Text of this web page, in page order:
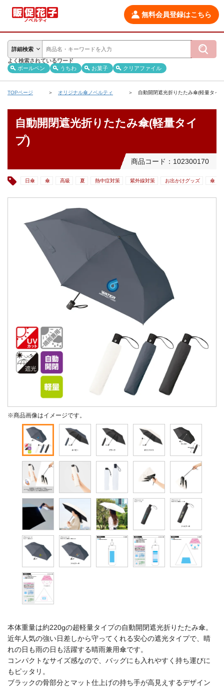
無料会員登録はこちら
詳細検索
よく検索されているワード
ボールペン
うちわ お菓子 クリアファイル
TOPページ オリジナル傘ノベルティ 自動開閉遮光折りたたみ傘(軽量タイ
自動開閉遮光折りたたみ傘(軽量タイ
プ)
商品コード：102300170
日傘 傘 高級 夏 熱中症対策 紫外線対策 お出かけグッズ 傘・
※商品画像はイメージです。
本体重量は約220gの超軽量タイプの自動開閉遮光折りたたみ傘。
近年人気の強い日差しから守ってくれる安心の遮光タイプで、晴
れの日も雨の日も活躍する晴雨兼用傘です。
コンパクトなサイズ感なので、バッグにも入れやすく持ち運びに
もピッタリ。
ブラックの骨部分とマット仕上げの持ち手が高見えするデザイン